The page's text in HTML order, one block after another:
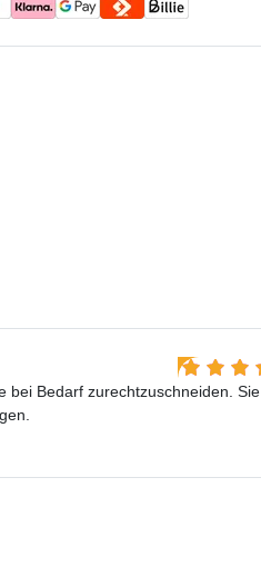
bei Bedarf zurechtzuschneiden. Sie